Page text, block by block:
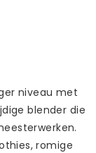
niveau met
blender die
romige